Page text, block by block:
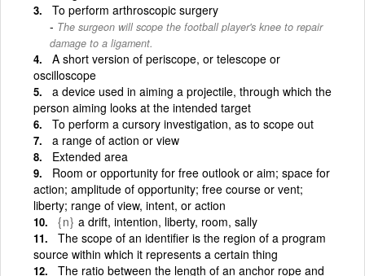
To perform arthroscopic surgery
The surgeon will scope the football player's knee to repair
damage to a ligament.
A short version of periscope, or telescope or
oscilloscope
a device used in aiming a projectile, through which the
person aiming looks at the intended target
To perform a cursory investigation, as to scope out
a range of action or view
Extended area
Room or opportunity for free outlook or aim; space for
action; amplitude of opportunity; free course or vent;
liberty; range of view, intent, or action
{n} a drift, intention, liberty, room, sally
The scope of an identifier is the region of a program
source within which it represents a certain thing
The ratio between the length of an anchor rope and